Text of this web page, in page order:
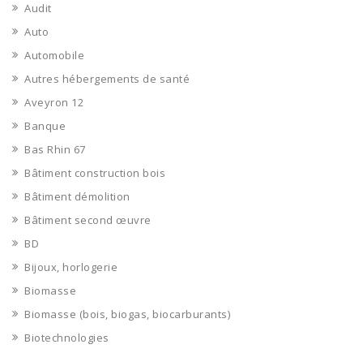
Audit
Auto
Automobile
Autres hébergements de santé
Aveyron 12
Banque
Bas Rhin 67
Bâtiment construction bois
Bâtiment démolition
Bâtiment second œuvre
BD
Bijoux, horlogerie
Biomasse
Biomasse (bois, biogas, biocarburants)
Biotechnologies